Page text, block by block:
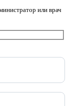
или врач